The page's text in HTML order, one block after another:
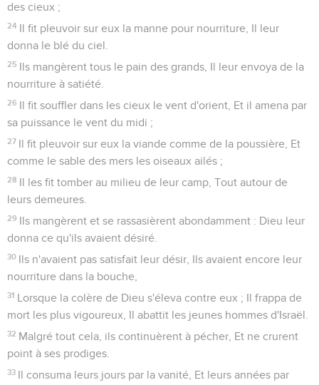
des cieux ;
24 Il fit pleuvoir sur eux la manne pour nourriture, Il leur
donna le blé du ciel.
25 Ils mangèrent tous le pain des grands, Il leur envoya de la
nourriture à satiété.
26 Il fit souffler dans les cieux le vent d'orient, Et il amena par
sa puissance le vent du midi ;
27 Il fit pleuvoir sur eux la viande comme de la poussière, Et
comme le sable des mers les oiseaux ailés ;
28 Il les fit tomber au milieu de leur camp, Tout autour de
leurs demeures.
29 Ils mangèrent et se rassasièrent abondamment : Dieu leur
donna ce qu'ils avaient désiré.
30 Ils n'avaient pas satisfait leur désir, Ils avaient encore leur
nourriture dans la bouche,
31 Lorsque la colère de Dieu s'éleva contre eux ; Il frappa de
mort les plus vigoureux, Il abattit les jeunes hommes d'Israël.
32 Malgré tout cela, ils continuèrent à pécher, Et ne crurent
point à ses prodiges.
33 Il consuma leurs jours par la vanité, Et leurs années par